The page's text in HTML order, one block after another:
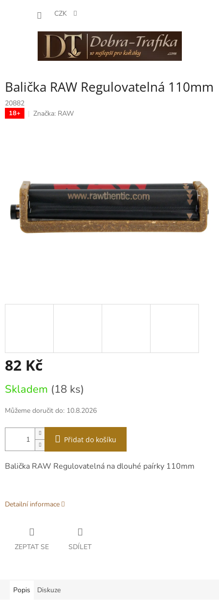
CZK
Balička RAW Regulovatelná 110mm
20882
18+ Značka: RAW
82 Kč
cena:
Skladem (18 ks)
Můžeme doručit do: 10.8.2026
Přidat do košíku
Balička RAW Regulovatelná na dlouhé paírky 110mm
Detailní informace
ZEPTAT SE SDÍLET
Popis Diskuze